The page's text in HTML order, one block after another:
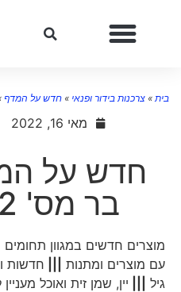
»צרכנות בידור ופנאי»חדש על המדף»
מאי 16, 2022
חדש על
בר מס' 07/2022
מוצרים חדשים במגוון תחומים|||
עם מוצרים ומתנות|||
חדשות
גיל||| יין, שמן זית ואוכל מעניין